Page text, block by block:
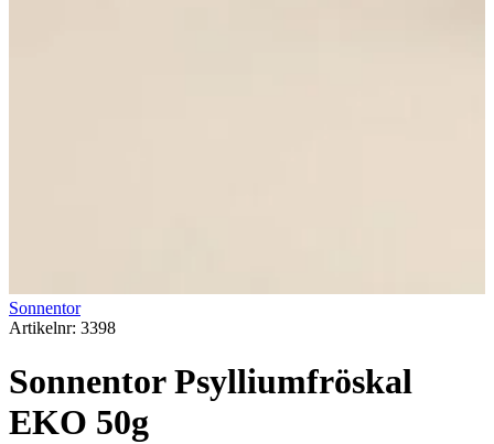
Sonnentor
Artikelnr: 3398
Sonnentor Psylliumfröskal
EKO 50g